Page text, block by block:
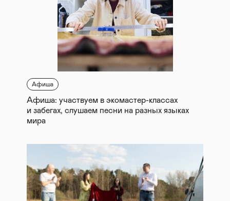
Афиша
Афиша: участвуем в экомастер-классах
и забегах, слушаем песни на разных языках
мира